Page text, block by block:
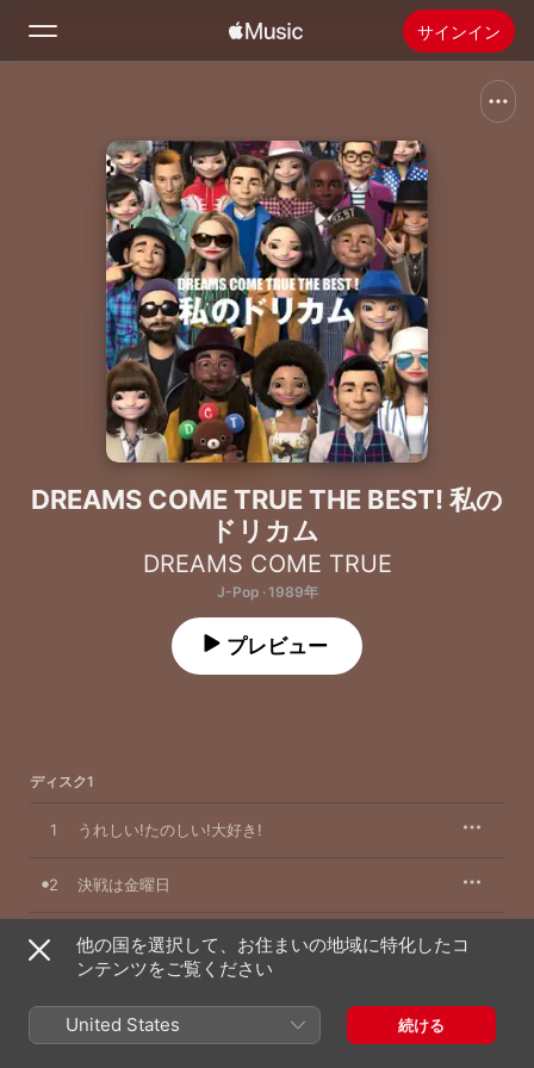
サインイン
ホーム
新着おすすめ
ラジオ
Apple Musicをインストール
DREAMS COME TRUE THE BEST! 私の
ドリカム
DREAMS COME TRUE
J-Pop · 1989年
プレビュー
ディスク1
1 うれしい!たのしい!大好き!
2 決戦は金曜日
3 JET!!! ― album version ―
5 大阪LOVER
他の国を選択して、お住まいの地域に特化したコ
ンテンツをご覧ください
United States 続ける